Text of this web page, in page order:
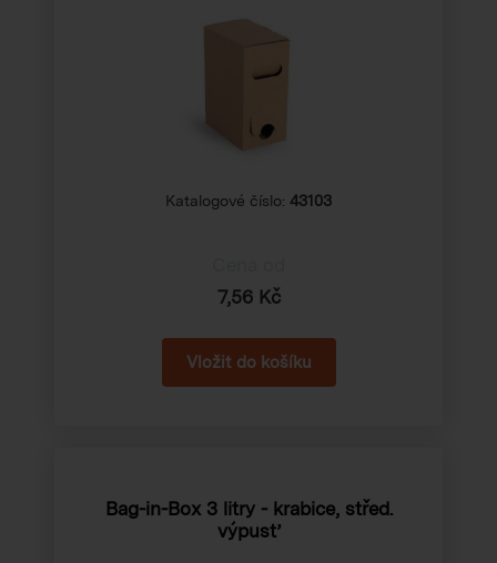
Katalogové číslo: 43103
7,56 Kč
Bag-in-Box 3 litry - krabice, střed.
výpusť